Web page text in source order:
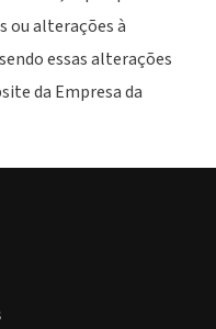
ou alterações à
essas alterações
da Empresa da